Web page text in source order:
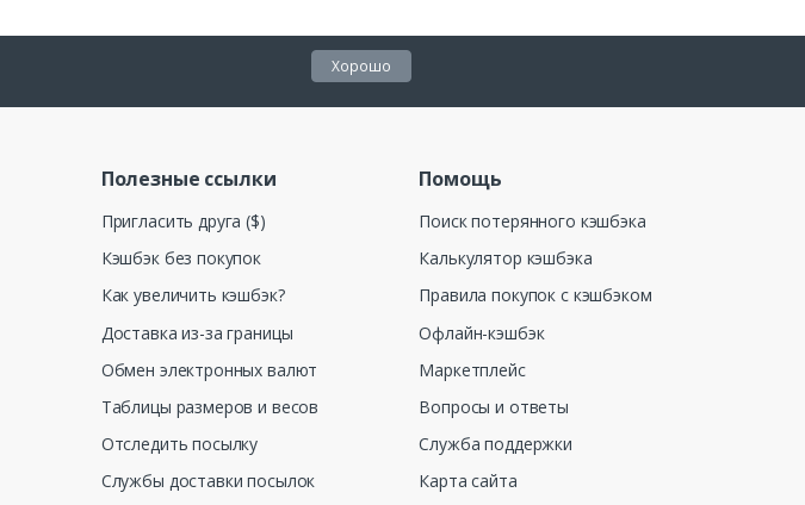
Хорошо
Полезные ссылки
Пригласить друга ($)
Кэшбэк без покупок
Как увеличить кэшбэк?
Доставка из-за границы
Обмен электронных валют
Таблицы размеров и весов
Отследить посылку
Службы доставки посылок
Помощь
Поиск потерянного кэшбэка
Калькулятор кэшбэка
Правила покупок с кэшбэком
Офлайн-кэшбэк
Маркетплейс
Вопросы и ответы
Служба поддержки
Карта сайта